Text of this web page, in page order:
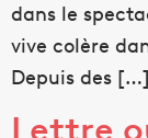
dans le
vive colère
Depuis des […]
Lettre